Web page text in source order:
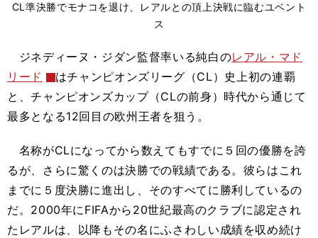
CL準決勝でモナコを退け、レアルとの頂上決戦に臨むユベント
ス
ジネディーヌ・ジダン監督率いる純白のレアル・マド
リード
はチャンピオンズリーグ（CL）史上初の連覇
と、チャンピオンズカップ（CLの前身）時代から通じて
最多となる12回目の欧州王者を狙う。
名称がCLになってから数えてもすでに５回の優勝を誇
るが、さらに驚くのは決勝での戦績である。彼らはこれ
までに５度決勝に進出し、そのすべてに勝利しているの
だ。2000年にFIFAから20世紀最高のクラブに認定され
たレアルは、以降もその名にふさわしい成績を収め続け